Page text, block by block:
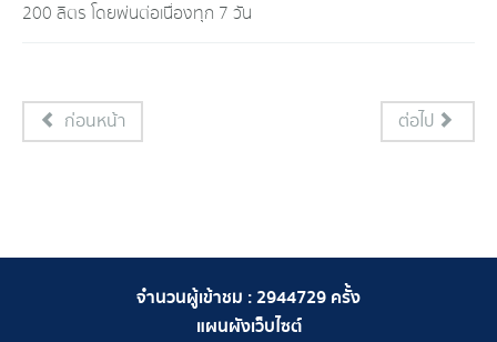
200 ลิตร โดยพ่นต่อเนื่องทุก 7 วัน
ก่อนหน้า ต่อไป
จำนวนผู้เข้าชม :2944729 ครั้ง
แผนผังเว็บไซต์